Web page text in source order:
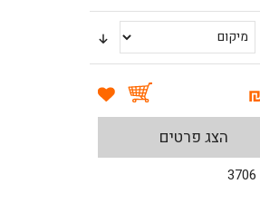
הצג פרטים